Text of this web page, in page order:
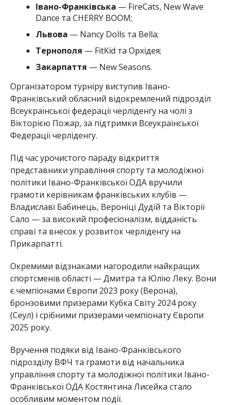
Івано-Франківська — FireCats, New Wave
Dance та CHERRY BOOM;
Львова — Nancy Dolls та Bella;
Тернополя — FitKid та Орхідея;
Закарпаття — New Seasons.
Організатором турніру виступив Івано-
Франківський обласний відокремлений підрозділ
Всеукраїнської федерації черліденгу на чолі з
Вікторією Пожар, за підтримки Всеукраїнської
Федерації черліденгу.
Під час урочистого параду відкриття
представники управління спорту та молодіжної
політики Івано-Франківської ОДА вручили
грамоти керівникам франківських клубів —
Владиславі Бабинець, Вероніці Дудій та Вікторії
Сало — за високий професіоналізм, відданість
справі та внесок у розвиток черліденгу на
Прикарпатті.
Окремими відзнаками нагородили найкращих
спортсменів області — Дмитра та Юлію Леку. Вони
є чемпіонами Європи 2023 року (Верона),
бронзовими призерами Кубка Світу 2024 року
(Сеул) і срібними призерами чемпіонату Європи
2025 року.
Вручення подяки від Івано-Франківського
підрозділу ВФЧ та грамоти від начальника
управління спорту та молодіжної політики Івано-
Франківської ОДА Костянтина Лисейка стало
особливим моментом події.